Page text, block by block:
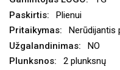
Plienui
Nerūdijantis
NO
2 plunksnų